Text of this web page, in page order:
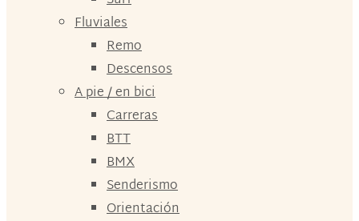
Fluviales
Remo
Descensos
A pie / en bici
Carreras
BTT
BMX
Senderismo
Orientación